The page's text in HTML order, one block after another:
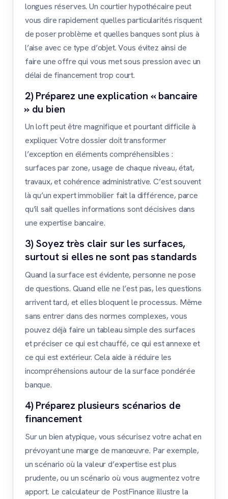
longues réserves. Un courtier hypothécaire peut
vous dire rapidement quelles particularités risquent
de poser problème et quelles banques sont plus à
l’aise avec ce type d’objet. Vous évitez ainsi de
faire une offre qui vous met sous pression avec un
délai de financement trop court.
2) Préparez une explication « bancaire
» du bien
Un loft peut être magnifique et pourtant difficile à
expliquer. Votre dossier doit transformer
l’exception en éléments compréhensibles :
surfaces par zone, usage de chaque niveau, état,
travaux, et cohérence administrative. C’est souvent
là qu’un expert immobilier fait la différence, parce
qu’il sait quelles informations sont décisives dans
une expertise bancaire.
3) Soyez très clair sur les surfaces,
surtout si elles ne sont pas standards
Quand la surface est évidente, personne ne pose
de questions. Quand elle ne l’est pas, les questions
arrivent tard, et elles bloquent le processus. Même
sans entrer dans des normes complexes, vous
pouvez déjà faire un tableau simple des surfaces
et préciser ce qui est chauffé, ce qui est annexe et
ce qui est extérieur. Cela aide à réduire les
incompréhensions autour de la surface pondérée
banque.
4) Préparez plusieurs scénarios de
financement
Sur un bien atypique, vous sécurisez votre achat en
prévoyant une marge de manœuvre. Par exemple,
un scénario où la valeur d’expertise est plus
prudente, ou un scénario où vous augmentez votre
apport. Le calculateur de PostFinance illustre la